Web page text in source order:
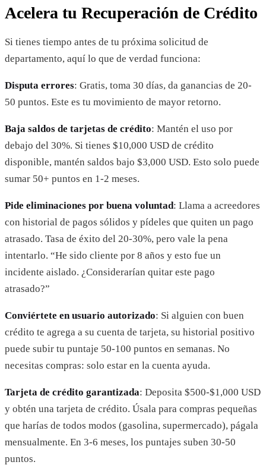
Acelera tu Recuperación de Crédito
Si tienes tiempo antes de tu próxima solicitud de
departamento, aquí lo que de verdad funciona:
Disputa errores: Gratis, toma 30 días, da ganancias de 20-
50 puntos. Este es tu movimiento de mayor retorno.
Baja saldos de tarjetas de crédito: Mantén el uso por
debajo del 30%. Si tienes $10,000 USD de crédito
disponible, mantén saldos bajo $3,000 USD. Esto solo puede
sumar 50+ puntos en 1-2 meses.
Pide eliminaciones por buena voluntad: Llama a acreedores
con historial de pagos sólidos y pídeles que quiten un pago
atrasado. Tasa de éxito del 20-30%, pero vale la pena
intentarlo. “He sido cliente por 8 años y esto fue un
incidente aislado. ¿Considerarían quitar este pago
atrasado?”
Conviértete en usuario autorizado: Si alguien con buen
crédito te agrega a su cuenta de tarjeta, su historial positivo
puede subir tu puntaje 50-100 puntos en semanas. No
necesitas compras: solo estar en la cuenta ayuda.
Tarjeta de crédito garantizada: Deposita $500-$1,000 USD
y obtén una tarjeta de crédito. Úsala para compras pequeñas
que harías de todos modos (gasolina, supermercado), págala
mensualmente. En 3-6 meses, los puntajes suben 30-50
puntos.